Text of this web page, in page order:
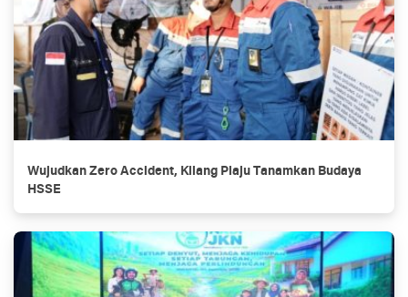
Wujudkan Zero Accident, Kilang Plaju Tanamkan Budaya
HSSE